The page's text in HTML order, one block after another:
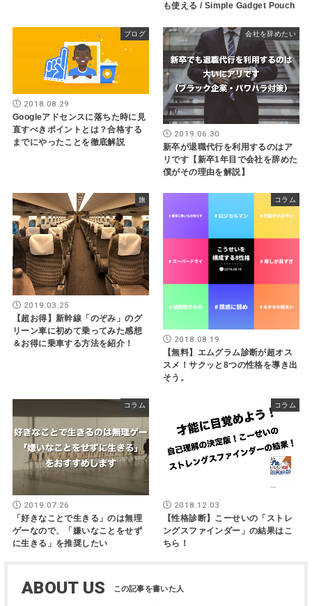
も使える / Simple Gadget Pouch
ブログ
2018.08.29
Googleアドセンスに落ちた時に見
直すべきポイントとは？合格する
までにやったことを徹底解説
会社を辞めたい
2019.06.30
新卒が退職代行を利用するのはア
リです【新卒1年目で会社を辞めた
僕がその理由を解説】
旅
2019.03.25
【超お得】新幹線「のぞみ」のグ
リーン車に初めて乗ってみた感想
＆お得に乗車する方法を紹介！
コラム
2018.08.19
【無料】エムグラム診断が超オス
スメ！サクッと8つの性格を導き出
そう。
コラム
2019.07.26
「好きなことで生きる」のは無理
ゲーなので、「嫌いなことをせず
に生きる」を推奨したい
コラム
2018.12.03
【性格診断】こーせいの「ストレ
ングスファインダー」の結果はこ
ちら！
ABOUT US